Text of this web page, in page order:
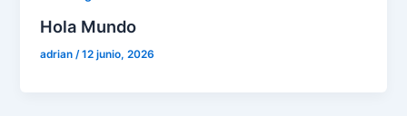
Hola Mundo
adrian /12 junio, 2026